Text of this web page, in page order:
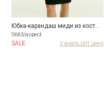
Юбка-карандаш миди из костюмной шерсти
S663/aspect
SALE Узнать опт цену